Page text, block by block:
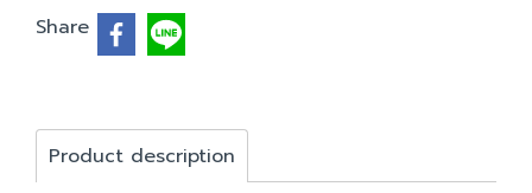
Share
Product description